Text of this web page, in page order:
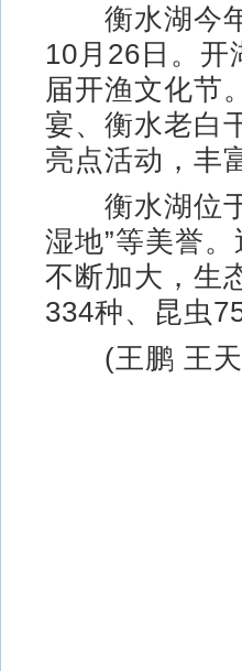
衡水湖今年
10月26日。开
届开渔文化节
宴、衡水老白
亮点活动，丰
衡水湖位于
湿地”等美誉
不断加大，生
334种、昆虫
(王鹏 王天